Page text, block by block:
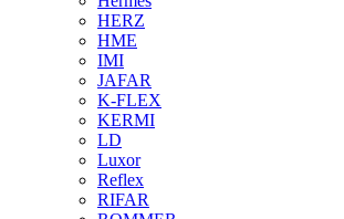
HERZ
HME
IMI
JAFAR
K-FLEX
KERMI
LD
Luxor
Reflex
RIFAR